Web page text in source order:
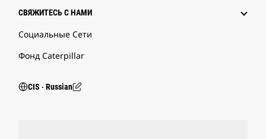
СВЯЖИТЕСЬ С НАМИ
Социальные Сети
Фонд Caterpillar
CIS ‧ Russian